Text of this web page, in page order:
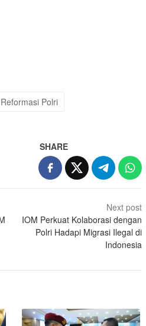
Reformasi Polri
SHARE
Next post
IOM Perkuat Kolaborasi dengan
Polri Hadapi Migrasi Ilegal di
Indonesia